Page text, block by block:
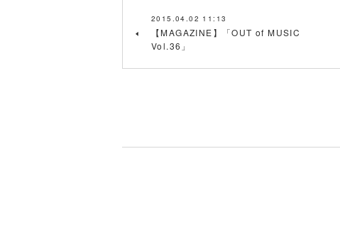
2015.04.02 11:13
【MAGAZINE】「OUT of MUSIC
Vol.36」